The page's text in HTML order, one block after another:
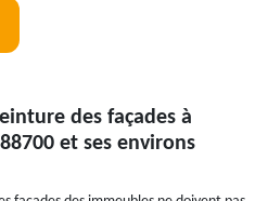
des façades à
et ses environs